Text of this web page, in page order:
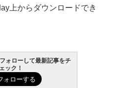
上からダウンロードでき
ォローして最新記事をチ
ェック！